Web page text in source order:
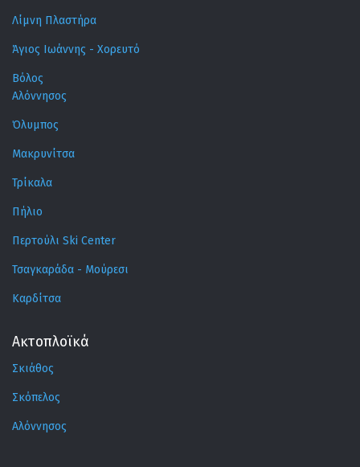
Λίμνη Πλαστήρα
Άγιος Ιωάννης - Χορευτό
Βόλος
Αλόννησος
Όλυμπος
Μακρυνίτσα
Τρίκαλα
Πήλιο
Περτούλι Ski Center
Τσαγκαράδα - Μούρεσι
Καρδίτσα
Ακτοπλοϊκά
Σκιάθος
Σκόπελος
Αλόννησος